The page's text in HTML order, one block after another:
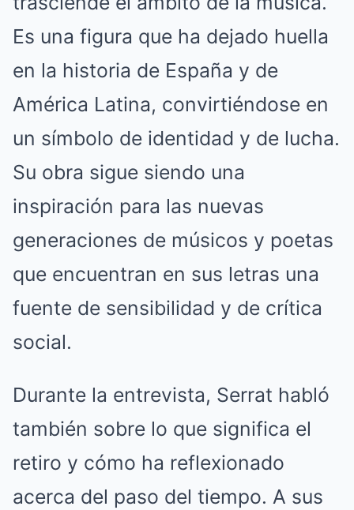
Es una figura que ha dejado huella
en la historia de España y de
América Latina, convirtiéndose en
un símbolo de identidad y de lucha.
Su obra sigue siendo una
inspiración para las nuevas
generaciones de músicos y poetas
que encuentran en sus letras una
fuente de sensibilidad y de crítica
social.
Durante la entrevista, Serrat habló
también sobre lo que significa el
retiro y cómo ha reflexionado
acerca del paso del tiempo. A sus